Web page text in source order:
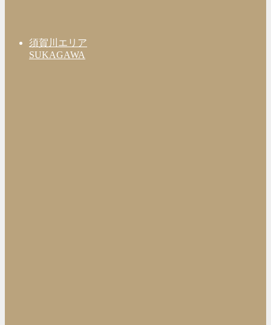
須賀川エリア
SUKAGAWA